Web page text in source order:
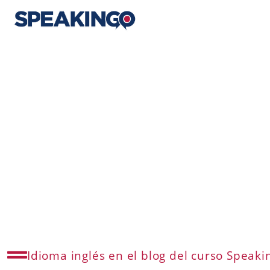
Idioma inglés en el blog del curso